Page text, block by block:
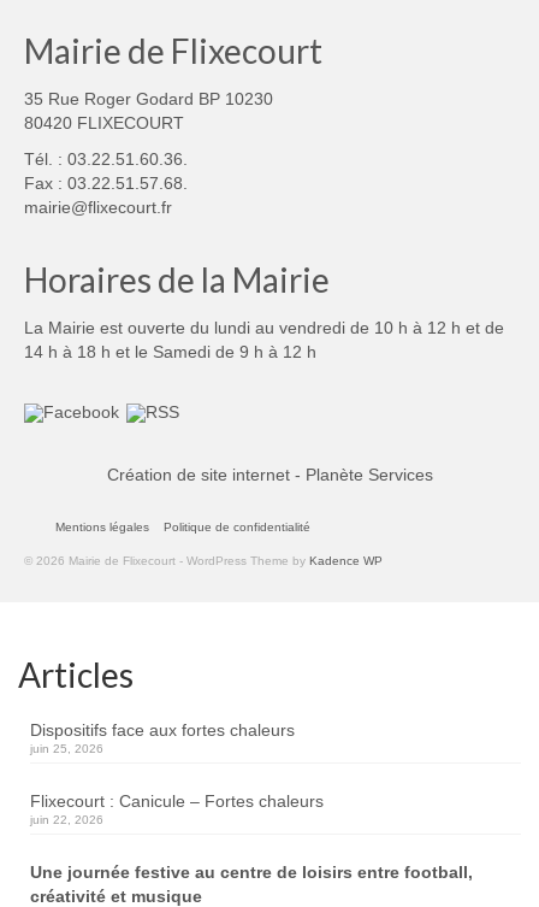
Mairie de Flixecourt
35 Rue Roger Godard BP 10230
80420 FLIXECOURT
Tél. : 03.22.51.60.36.
Fax : 03.22.51.57.68.
mairie@flixecourt.fr
Horaires de la Mairie
La Mairie est ouverte du lundi au vendredi de 10 h à 12 h et de
14 h à 18 h et le Samedi de 9 h à 12 h
Création de site internet - Planète Services
Mentions légales Politique de confidentialité
© 2026 Mairie de Flixecourt - WordPress Theme by Kadence WP
Articles
Dispositifs face aux fortes chaleurs
juin 25, 2026
Flixecourt : Canicule – Fortes chaleurs
juin 22, 2026
Une journée festive au centre de loisirs entre football,
créativité et musique